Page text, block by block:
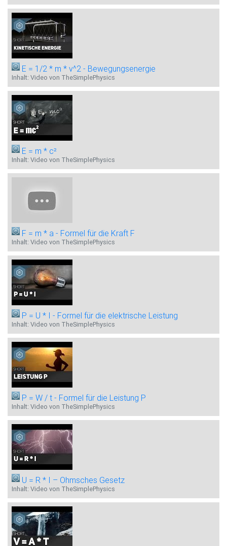
E = 1/2 * m * v^2 - Bewegungsenergie
Inhalt: Video von TheSimplePhysics
E = m * c²
Inhalt: Video von TheSimplePhysics
F = m * a - Formel für die Kraft F
Inhalt: Video von TheSimplePhysics
P = U * I - Formel für die elektrische Leistung
Inhalt: Video von TheSimplePhysics
P = W / t - Formel für die Leistung P
Inhalt: Video von TheSimplePhysics
U = R * I – Ohmsches Gesetz
Inhalt: Video von TheSimplePhysics